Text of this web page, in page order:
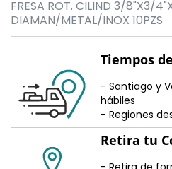
FRESA ROT. CILIND 3/8"X3/
DIAMAN/METAL/INOX 10PZS
Tiempos
- Santiago y
hábiles
- Regiones
Retira tu